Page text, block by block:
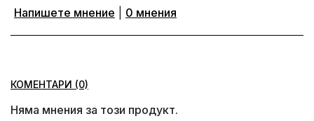
Напишете мнение 0 мнения
КОМЕНТАРИ (0)
Няма мнения за този продукт.